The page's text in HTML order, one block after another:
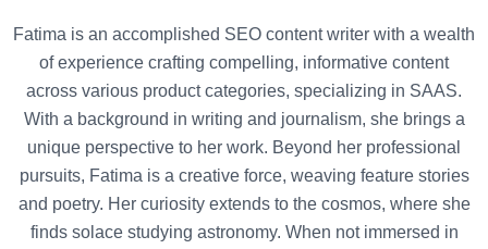
Fatima is an accomplished SEO content writer with a wealth
of experience crafting compelling, informative content
across various product categories, specializing in SAAS.
With a background in writing and journalism, she brings a
unique perspective to her work. Beyond her professional
pursuits, Fatima is a creative force, weaving feature stories
and poetry. Her curiosity extends to the cosmos, where she
finds solace studying astronomy. When not immersed in